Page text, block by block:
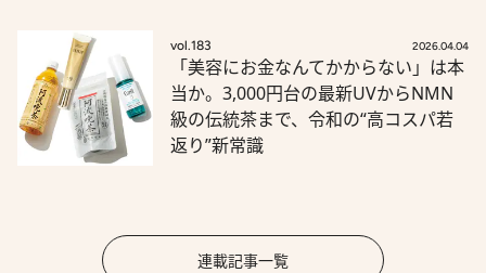
vol.183 2026.04.04
「美容にお金なんてかからない」は本
当か。3,000円台の最新UVからNMN
級の伝統茶まで、令和の“高コスパ若
返り”新常識
連載記事一覧